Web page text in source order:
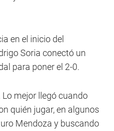
en el inicio del
Soria conectó un
para poner el 2-0.
mejor llegó cuando
quién jugar, en algunos
Mendoza y buscando